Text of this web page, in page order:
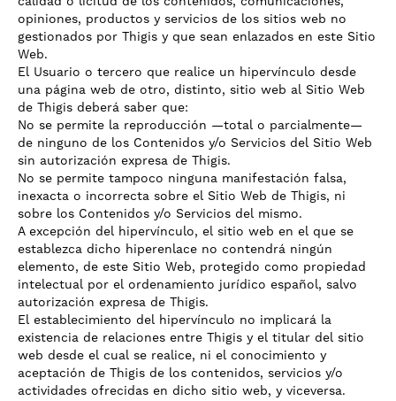
opiniones, productos y servicios de los sitios web no
gestionados por Thigis y que sean enlazados en este Sitio
Web.
El Usuario o tercero que realice un hipervínculo desde
una página web de otro, distinto, sitio web al Sitio Web
de Thigis deberá saber que:
No se permite la reproducción —total o parcialmente—
de ninguno de los Contenidos y/o Servicios del Sitio Web
sin autorización expresa de Thigis.
No se permite tampoco ninguna manifestación falsa,
inexacta o incorrecta sobre el Sitio Web de Thigis, ni
sobre los Contenidos y/o Servicios del mismo.
A excepción del hipervínculo, el sitio web en el que se
establezca dicho hiperenlace no contendrá ningún
elemento, de este Sitio Web, protegido como propiedad
intelectual por el ordenamiento jurídico español, salvo
autorización expresa de Thigis.
El establecimiento del hipervínculo no implicará la
existencia de relaciones entre Thigis y el titular del sitio
web desde el cual se realice, ni el conocimiento y
aceptación de Thigis de los contenidos, servicios y/o
actividades ofrecidas en dicho sitio web, y viceversa.